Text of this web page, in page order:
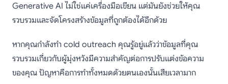
Generative AI ไม่ใช่แค่เครื่องมือเขียน แต่มันยังช่วยให้คุณ
รวบรวมและจัดโครงสร้างข้อมูลที่ถูกต้องได้อีกด้วย
หากคุณกำลังทำ cold outreach คุณรู้อยู่แล้วว่าข้อมูลที่คุณ
รวบรวมเกี่ยวกับผู้มุ่งหวังมีความสำคัญต่อการปรับแต่งข้อความ
ของคุณ ปัญหาคือการทำทั้งหมดด้วยตนเองนั้นเสียเวลามาก